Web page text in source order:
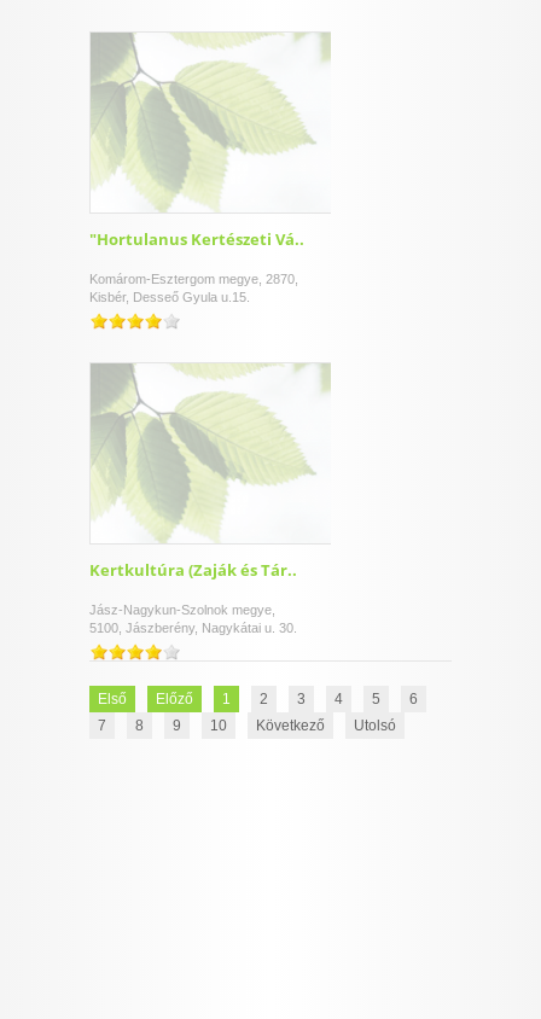
"Hortulanus Kertészeti Vá..
Komárom-Esztergom megye, 2870,
Kisbér, Desseő Gyula u.15.
Kertkultúra (Zaják és Tár..
Jász-Nagykun-Szolnok megye,
5100, Jászberény, Nagykátai u. 30.
Első Előző 1 2 3 4 5
6
7
8 9 10 Következő Utolsó